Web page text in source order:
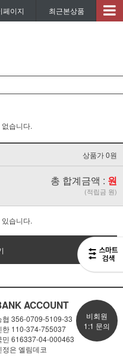
페이지 최근본상품
습니다.
상품가 0원
총 합계금액 : 원
(적립금 원)
습니다.
ACCOUNT
협 356-0709-5109-33
한 110-374-755037
민 616337-04-000463
정은 엘림데코
비회원
1:1 문의